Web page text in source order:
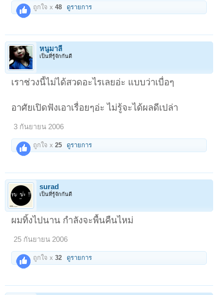
ถูกใจ x48 ดูรายการ
หนูมาลี
เป็นที่รู้จักกันดี
เราช่วงนี้ไม่ได้สวดอะไรเลยอ่ะ แบบว่าเบื่อๆ
อาศัยเปิดฟังเอาเรื่อยๆอ่ะ ไม่รู้จะได้ผลดีเปล่า
3 กันยายน 2006
ถูกใจ x25 ดูรายการ
surad
เป็นที่รู้จักกันดี
ผมทิ้งไปนาน กำลังจะพื้นคืนไหม่
25 กันยายน 2006
ถูกใจ x32 ดูรายการ